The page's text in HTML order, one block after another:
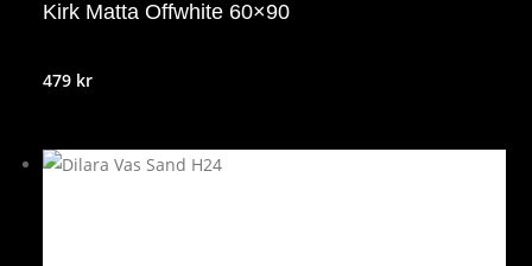
Kirk Matta Offwhite 60×90
479 kr